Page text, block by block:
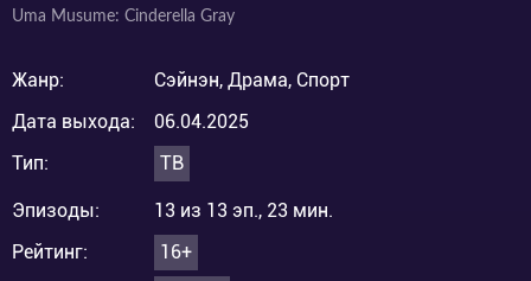
Uma Musume: Cinderella Gray
Жанр:
Сэйнэн, Драма, Спорт
Дата выхода:
06.04.2025
Тип:
ТВ
Эпизоды:
13 из 13 эп., 23 мин.
Рейтинг:
16+